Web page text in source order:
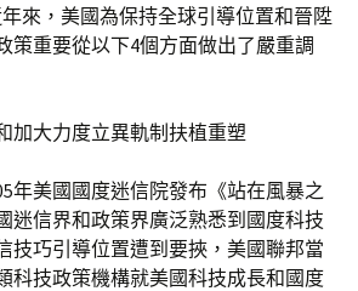
來，美國為保持全球引導位置和晉陞
策重要從以下4個方面做出了嚴重調
加大力度立異軌制扶植重塑
年美國國度迷信院發布《站在風暴之
迷信界和政策界廣泛熟悉到國度科技
技巧引導位置遭到要挾，美國聯邦當
科技政策機構就美國科技成長和國度